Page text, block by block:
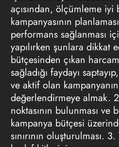
açısından, ölçümleme iyi
kampanyasının
performans sağlanması
yapılırken şunlara dikkat
bütçesinden çıkan
sağladığı faydayı
ve aktif olan
değerlendirmeye almak.
noktasının bulunması ve
kampanya bütçesi
sınırının oluşturulması.